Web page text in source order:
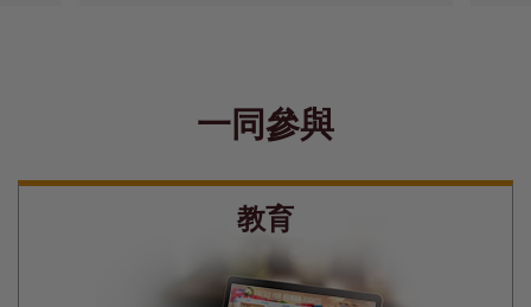
一同參與
教育